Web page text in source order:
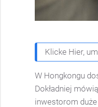
Klicke Hier,
W Hongkongu
Dokładniej
inwestorom